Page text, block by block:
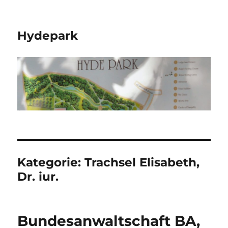
Hydepark
Kategorie:Trachsel Elisabeth,
Dr. iur.
Bundesanwaltschaft BA,